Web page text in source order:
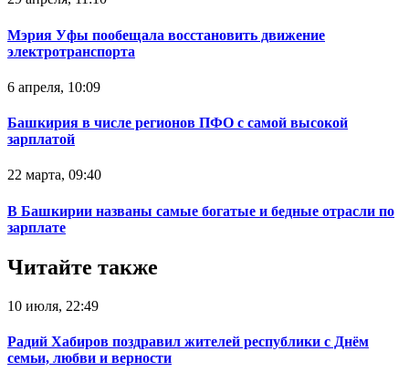
Мэрия Уфы пообещала восстановить движение
электротранспорта
6 апреля, 10:09
Башкирия в числе регионов ПФО с самой высокой
зарплатой
22 марта, 09:40
В Башкирии названы самые богатые и бедные отрасли по
зарплате
Читайте также
10 июля, 22:49
Радий Хабиров поздравил жителей республики с Днём
семьи, любви и верности